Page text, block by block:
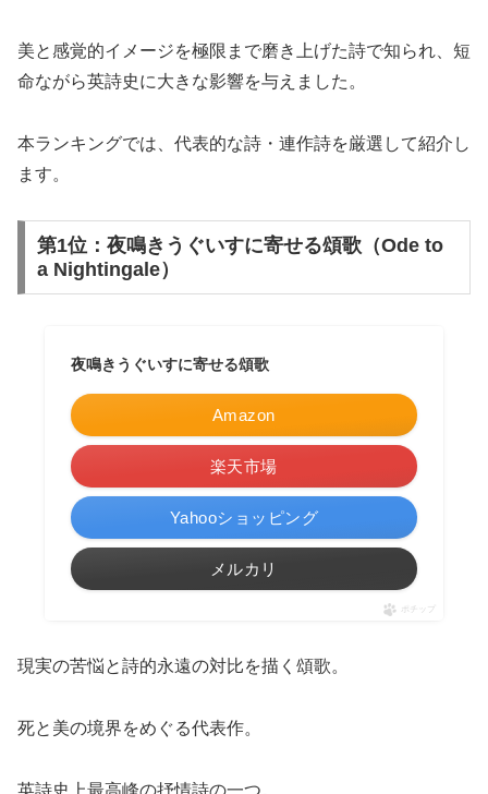
美と感覚的イメージを極限まで磨き上げた詩で知られ、短
命ながら英詩史に大きな影響を与えました。
本ランキングでは、代表的な詩・連作詩を厳選して紹介し
ます。
第1位：夜鳴きうぐいすに寄せる頌歌（Ode to
a Nightingale）
夜鳴きうぐいすに寄せる頌歌
Amazon
楽天市場
Yahooショッピング
メルカリ
ポチップ
現実の苦悩と詩的永遠の対比を描く頌歌。
死と美の境界をめぐる代表作。
英詩史上最高峰の抒情詩の一つ。